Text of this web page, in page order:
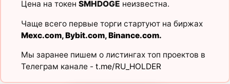
Цена на токен SMHDOGE неизвестна.
Чаще всего первые торги стартуют на биржах
Mexc.com,Bybit.com,Binance.com.
Мы заранее пишем о листингах топ проектов в
Телеграм канале - t.me/RU_HOLDER